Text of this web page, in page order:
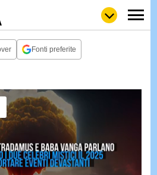
LOLGULP
LOVE
WOW
POP
NEWS
Fonti preferite